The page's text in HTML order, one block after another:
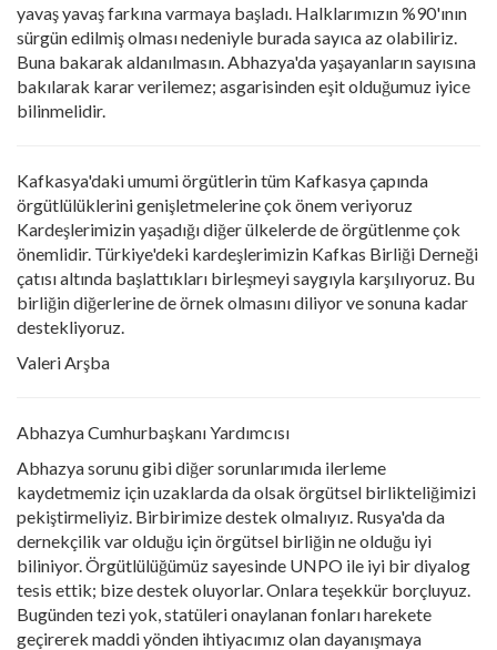
yavaş yavaş farkına varmaya başladı. Halklarımızın %90'ının
sürgün edilmiş olması nedeniyle burada sayıca az olabiliriz.
Buna bakarak aldanılmasın. Abhazya'da yaşayanların sayısına
bakılarak karar verilemez; asgarisinden eşit olduğumuz iyice
bilinmelidir.
Kafkasya'daki umumi örgütlerin tüm Kafkasya çapında
örgütlülüklerini genişletmelerine çok önem veriyoruz
Kardeşlerimizin yaşadığı diğer ülkelerde de örgütlenme çok
önemlidir. Türkiye'deki kardeşlerimizin Kafkas Birliği Derneği
çatısı altında başlattıkları birleşmeyi saygıyla karşılıyoruz. Bu
birliğin diğerlerine de örnek olmasını diliyor ve sonuna kadar
destekliyoruz.
Valeri Arşba
Abhazya Cumhurbaşkanı Yardımcısı
Abhazya sorunu gibi diğer sorunlarımıda ilerleme
kaydetmemiz için uzaklarda da olsak örgütsel birlikteliğimizi
pekiştirmeliyiz. Birbirimize destek olmalıyız. Rusya'da da
dernekçilik var olduğu için örgütsel birliğin ne olduğu iyi
biliniyor. Örgütlülüğümüz sayesinde UNPO ile iyi bir diyalog
tesis ettik; bize destek oluyorlar. Onlara teşekkür borçluyuz.
Bugünden tezi yok, statüleri onaylanan fonları harekete
geçirerek maddi yönden ihtiyacımız olan dayanışmaya